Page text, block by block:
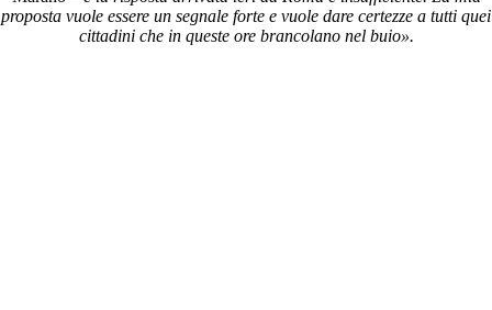
proposta vuole essere un segnale forte e vuole dare certezze a tutti quei
cittadini che in queste ore brancolano nel buio».